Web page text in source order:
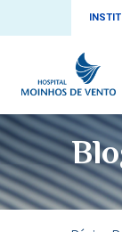
Serviços
Núcleos
Exames